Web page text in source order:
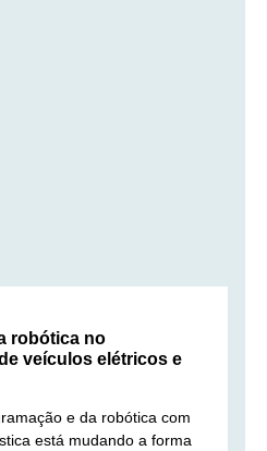
robótica no
veículos elétricos e
e da robótica com
está mudando a forma